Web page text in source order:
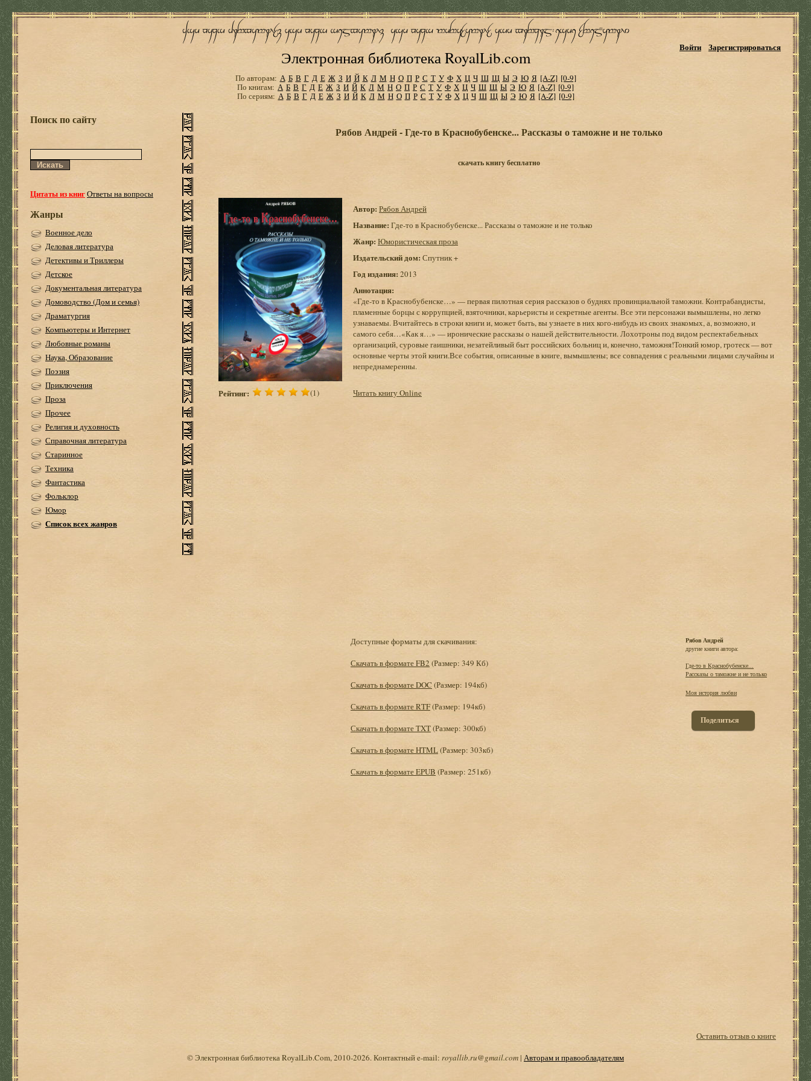
Электронная библиотека RoyalLib.com
Войти Зарегистрироваться
По авторам: А Б В Г Д Е Ж З И Й К Л М Н О П Р С Т У Ф Х Ц Ч Ш Щ Ы Э Ю Я [A-Z] [0-9]
По книгам: А Б В Г Д Е Ж З И Й К Л М Н О П Р С Т У Ф Х Ц Ч Ш Щ Ы Э Ю Я [A-Z] [0-9]
По сериям: А Б В Г Д Е Ж З И Й К Л М Н О П Р С Т У Ф Х Ц Ч Ш Щ Ы Э Ю Я [A-Z] [0-9]
Поиск по сайту
Цитаты из книгОтветы на вопросы
Жанры
Военное дело
Деловая литература
Детективы и Триллеры
Детское
Документальная литература
Домоводство (Дом и семья)
Драматургия
Компьютеры и Интернет
Любовные романы
Наука, Образование
Поэзия
Приключения
Проза
Прочее
Религия и духовность
Справочная литература
Старинное
Техника
Фантастика
Фольклор
Юмор
Список всех жанров
Рябов Андрей - Где-то в Краснобубенске... Рассказы о таможне и не только
скачать книгу бесплатно
Рейтинг: (1)
Автор: Рябов Андрей
Название: Где-то в Краснобубенске... Рассказы о таможне и не только
Жанр: Юмористическая проза
Издательский дом: Спутник +
Год издания: 2013
Аннотация:
«Где-то в Краснобубенске…» — первая пилотная серия рассказов о буднях провинциальной таможни. Контрабандисты,
пламенные борцы с коррупцией, взяточники, карьеристы и секретные агенты. Все эти персонажи вымышлены, но легко
узнаваемы. Вчитайтесь в строки книги и, может быть, вы узнаете в них кого-нибудь из своих знакомых, а, возможно, и
самого себя…«Как я…» — иронические рассказы о нашей действительности. Лохотроны под видом респектабельных
организаций, суровые гаишники, незатейливый быт российских больниц и, конечно, таможня!Тонкий юмор, гротеск — вот
основные черты этой книги.Все события, описанные в книге, вымышлены; все совпадения с реальными лицами случайны и
непреднамеренны.
Читать книгу Online
Доступные форматы для скачивания:
Скачать в формате FB2 (Размер: 349 Кб)
Скачать в формате DOC (Размер: 194кб)
Скачать в формате RTF(Размер: 194кб)
Скачать в формате TXT(Размер: 300кб)
Скачать в формате HTML(Размер: 303кб)
Скачать в формате EPUB (Размер: 251кб)
Рябов Андрей
другие книги автора:
Где-то в Краснобубенске...
Рассказы о таможне и не только
Моя история любви
Поделиться
Оставить отзыв о книге
© Электронная библиотека RoyalLib.Com, 2010-2026. Контактный e-mail: royallib.ru@gmail.com| Авторам и правообладателям